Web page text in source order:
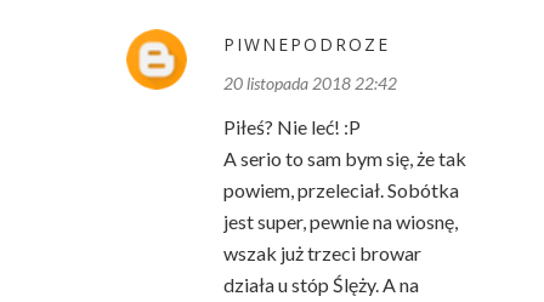
PIWNEPODROZE
20 listopada 2018 22:42
Piłeś? Nie leć! :P
A serio to sam bym się, że tak
powiem, przeleciał. Sobótka
jest super, pewnie na wiosnę,
wszak już trzeci browar
działa u stóp Ślęży. A na